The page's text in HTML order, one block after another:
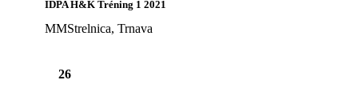
IDPA H&K Tréning 1 2021
MMStrelnica, Trnava
26